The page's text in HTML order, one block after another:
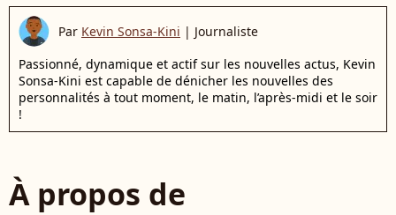
Par Kevin Sonsa-Kini | Journaliste
Passionné, dynamique et actif sur les nouvelles actus, Kevin
Sonsa-Kini est capable de dénicher les nouvelles des
personnalités à tout moment, le matin, l’après-midi et le soir
!
À propos de